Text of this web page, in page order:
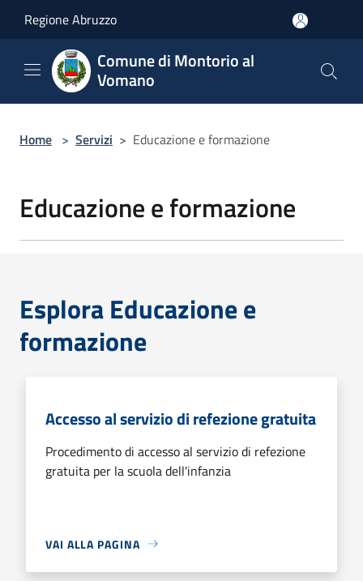
Regione Abruzzo
Comune di Montorio al
Vomano
Home > Servizi > Educazione e formazione
Educazione e formazione
Esplora Educazione e
formazione
Accesso al servizio di refezione gratuita
Procedimento di accesso al servizio di refezione
gratuita per la scuola dell'infanzia
VAI ALLA PAGINA